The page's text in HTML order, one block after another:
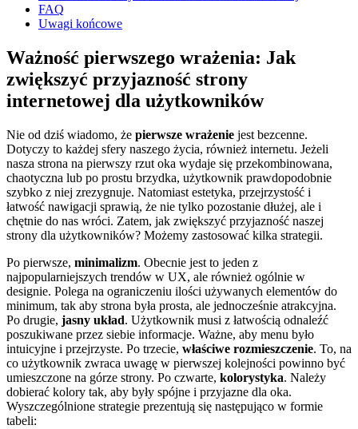
FAQ
Uwagi końcowe
Ważność pierwszego wrażenia: Jak
zwiększyć przyjazność strony
internetowej dla użytkowników
Nie⁣ od dziś wiadomo, że pierwsze wrażenie jest bezcenne.
Dotyczy to ⁣każdej sfery naszego życia, również internetu. Jeżeli
nasza strona na pierwszy rzut oka wydaje się przekombinowana,
chaotyczna lub ​po prostu brzydka, użytkownik prawdopodobnie
szybko z niej zrezygnuje.​ Natomiast estetyka, przejrzystość i
łatwość nawigacji sprawią, że ‌nie ⁣tylko pozostanie dłużej, ale i
chętnie⁢ do nas wróci. Zatem,⁣ jak zwiększyć przyjazność naszej
strony dla użytkowników? Możemy‍ zastosować kilka​ strategii.
Po pierwsze, minimalizm.⁣ Obecnie jest to jeden z
najpopularniejszych trendów w UX, ale również ogólnie w
designie. Polega na ograniczeniu ilości używanych elementów do
minimum,‌ tak aby⁤ strona była prosta, ale jednocześnie atrakcyjna.
Po drugie, jasny układ. Użytkownik musi z łatwością odnaleźć
poszukiwane przez siebie informacje. Ważne, aby menu ⁢było
intuicyjne i przejrzyste. Po trzecie, właściwe rozmieszczenie. To, na
co⁣ użytkownik zwraca uwagę w pierwszej kolejności powinno być
umieszczone na górze strony. Po czwarte, kolorystyka. Należy
⁢dobierać kolory tak, aby były spójne i przyjazne dla oka.
Wyszczególnione strategie ‌prezentują ‌się​ następująco w formie
tabeli: